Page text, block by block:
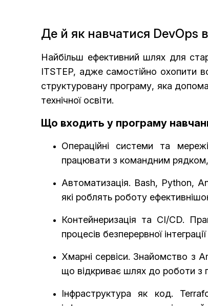
Де й як навчатися DevOps в
Найбільш ефективний шлях для
ITSTEP, адже самостійно охопити
структуровану програму, яка
технічної освіти.
Що входить у програму
Операційні системи та
працювати з командним
Автоматизація. Bash, Python,
які роблять роботу
Контейнеризація та CI/CD.
процесів безперервної
Хмарні сервіси. Знайомство з
що відкриває шлях до роботи з
Інфраструктура як код.